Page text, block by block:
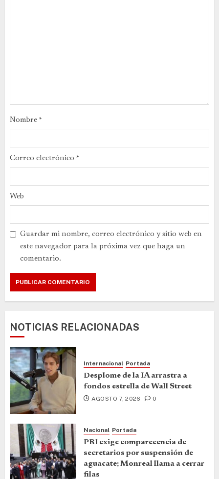
Nombre *
Correo electrónico *
Web
Guardar mi nombre, correo electrónico y sitio web en
este navegador para la próxima vez que haga un
comentario.
NOTICIAS RELACIONADAS
Internacional Portada
Desplome de la IA arrastra a
fondos estrella de Wall Street
AGOSTO 7, 2026 0
Nacional Portada
PRI exige comparecencia de
secretarios por suspensión de
aguacate; Monreal llama a cerrar
filas